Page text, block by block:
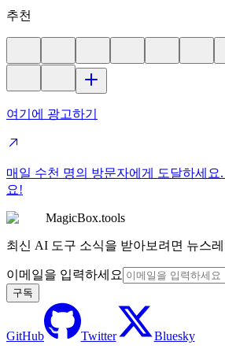
추천
여기에 광고하기
매일 수천 명의 방문자에게 도달하세요
요!
MagicBox.tools
최신 AI 도구 소식을 받아보려면 뉴스
이메일을 입력하세요
구독
GitHub Twitter Bluesky